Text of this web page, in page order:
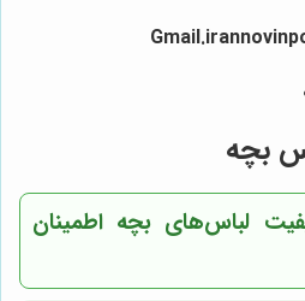
بچه
لباس‌های بچه اطمینان